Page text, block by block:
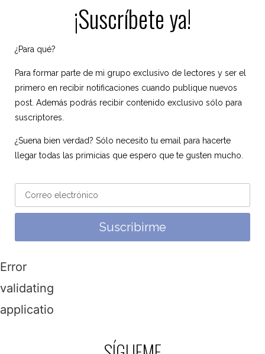
¡Suscríbete ya!
¿Para qué?
Para formar parte de mi grupo exclusivo de lectores y ser el
primero en recibir notificaciones cuando publique nuevos
post. Además podrás recibir contenido exclusivo sólo para
suscriptores.
¿Suena bien verdad? Sólo necesito tu email para hacerte
llegar todas las primicias que espero que te gusten mucho.
Suscribirme
Error
validating
application